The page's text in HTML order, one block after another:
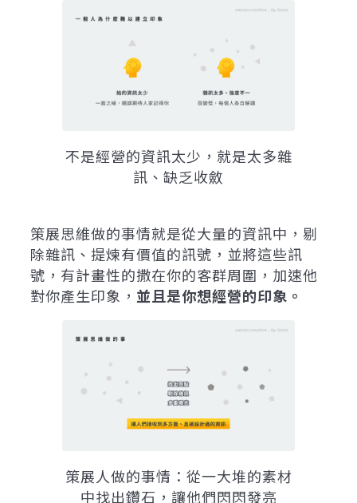
不是經營的資訊太少，就是太多雜
訊、缺乏收斂
策展思維做的事情就是從大量的資訊中，剔
除雜訊、提煉有價值的訊號，並將這些訊
號，有計畫性的撒在你的客群周圍，加速他
對你產生印象， 並且是你想經營的印象。
策展人做的事情：從一大堆的素材
中找出鑽石，讓他們閃閃發亮